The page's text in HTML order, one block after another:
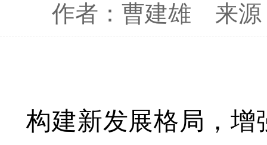
作者：曹建雄 来
构建新发展格局，增